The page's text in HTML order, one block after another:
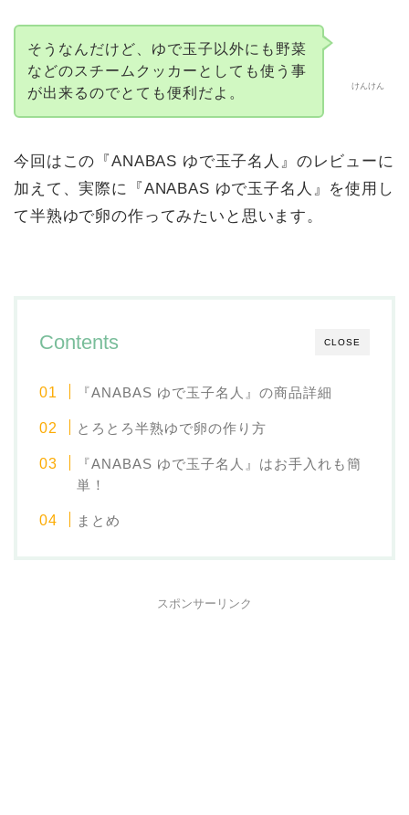
けんけん
そうなんだけど、ゆで玉子以外にも野菜
などのスチームクッカーとしても使う事
が出来るのでとても便利だよ。
今回はこの『ANABAS ゆで玉子名人』のレビューに
加えて、実際に『ANABAS ゆで玉子名人』を使用し
て半熟ゆで卵の作ってみたいと思います。
CLOSE
Contents
『ANABAS ゆで玉子名人』の商品詳細
とろとろ半熟ゆで卵の作り方
『ANABAS ゆで玉子名人』はお手入れも簡
単！
まとめ
スポンサーリンク